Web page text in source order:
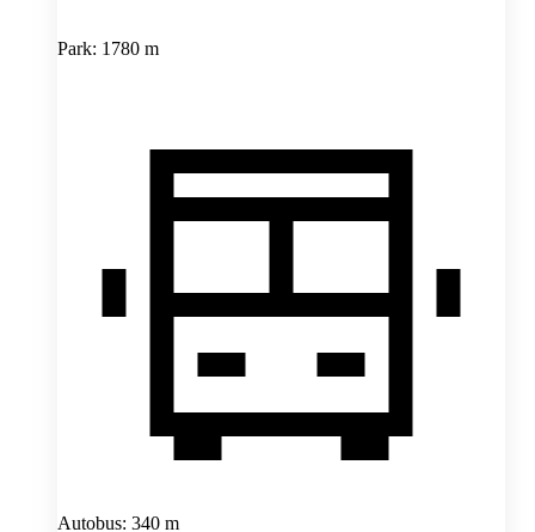
Park: 1780 m
Autobus: 340 m